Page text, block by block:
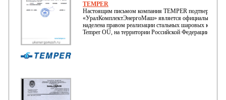
TEMPER
Настоящим письмом компания TEMPER
«УралКомплектЭнергоМаш» является официальным
наделена правом реализации стальных шаровых
Temper OÜ, на территории Российской Федерации и